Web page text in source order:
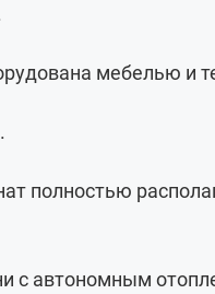
мебелью и
полностью
с автономным